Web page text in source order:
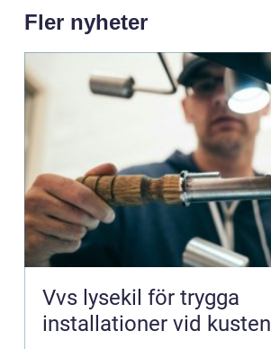
Fler nyheter
Vvs lysekil för trygga
installationer vid kusten